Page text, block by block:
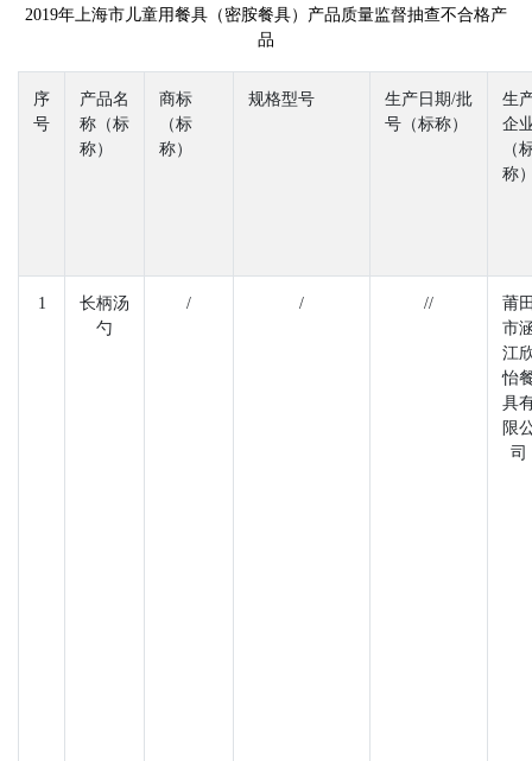
2019年上海市儿童用餐具（密胺餐具）产品质量监督抽查不合格产
品
序
号
产品名
称（标
称）
商标
（标
称）
规格型号
生产日期/批
号（标称）
生
企
（
称
1
长柄汤
勺
/ / //
莆
市
江
怡
具
限
司